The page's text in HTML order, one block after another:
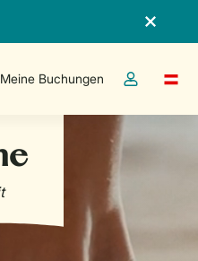
Meine Buchungen
Dropdown-